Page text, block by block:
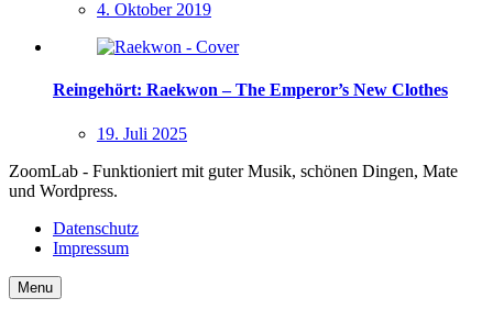
4. Oktober 2019
Reingehört: Raekwon – The Emperor’s New Clothes
19. Juli 2025
ZoomLab - Funktioniert mit guter Musik, schönen Dingen, Mate
und Wordpress.
Datenschutz
Impressum
Menu